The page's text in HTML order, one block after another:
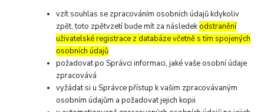
vzít souhlas se zpracováním osobních údajů kdykoliv
zpět, toto zpětvzetí bude mít za následekodstranění
uživatelské registrace z databáze včetně s tím spojených
osobních údajů
požadovat po Správci informaci, jaké vaše osobní údaje
zpracovává
vyžádat si u Správce přístup k vašim zpracovávaným
osobním údajům a požadovat jejich kopii